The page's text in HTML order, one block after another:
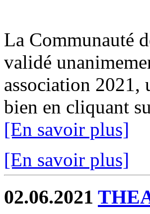
La Communauté
validé
association
bien en cliquant
[En savoir plus]
[En savoir plus]
02.06.2021